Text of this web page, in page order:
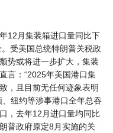
12月集装箱进口量同比下
受美国总统特朗普关税政
势或将进一步扩大，集装
言：“2025年美国港口集
，且目前无任何迹象表明
纽约等涉事港口全年总吞
，去年12月进口量均同比
普政府原定8月实施的关